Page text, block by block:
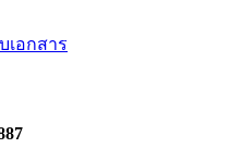
อกสาร